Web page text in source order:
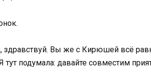
здравствуй. Вы же с Кирюшей всё
тут подумала: давайте совместим